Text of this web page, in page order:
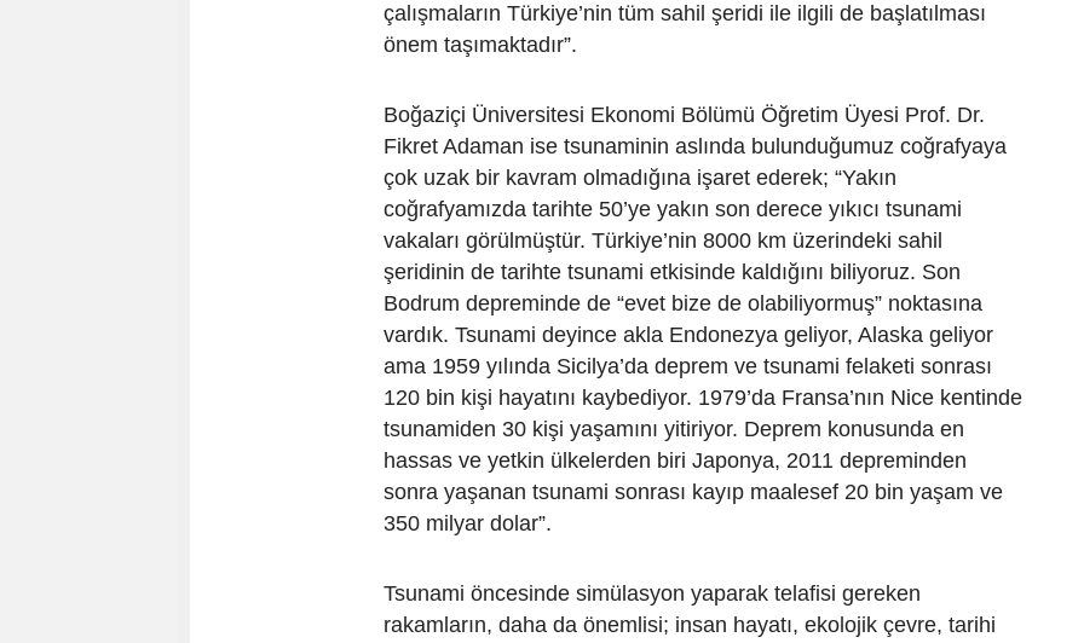
çalışmaların Türkiye’nin tüm sahil şeridi ile ilgili de başlatılması
önem taşımaktadır”.
Boğaziçi Üniversitesi Ekonomi Bölümü Öğretim Üyesi Prof. Dr.
Fikret Adaman ise tsunaminin aslında bulunduğumuz coğrafyaya
çok uzak bir kavram olmadığına işaret ederek; “Yakın
coğrafyamızda tarihte 50’ye yakın son derece yıkıcı tsunami
vakaları görülmüştür. Türkiye’nin 8000 km üzerindeki sahil
şeridinin de tarihte tsunami etkisinde kaldığını biliyoruz. Son
Bodrum depreminde de “evet bize de olabiliyormuş” noktasına
vardık. Tsunami deyince akla Endonezya geliyor, Alaska geliyor
ama 1959 yılında Sicilya’da deprem ve tsunami felaketi sonrası
120 bin kişi hayatını kaybediyor. 1979’da Fransa’nın Nice kentinde
tsunamiden 30 kişi yaşamını yitiriyor. Deprem konusunda en
hassas ve yetkin ülkelerden biri Japonya, 2011 depreminden
sonra yaşanan tsunami sonrası kayıp maalesef 20 bin yaşam ve
350 milyar dolar”.
Tsunami öncesinde simülasyon yaparak telafisi gereken
rakamların, daha da önemlisi; insan hayatı, ekolojik çevre, tarihi